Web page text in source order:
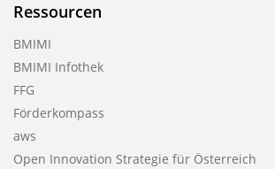
Ressourcen
BMIMI
BMIMI Infothek
FFG
Förderkompass
aws
Open Innovation Strategie für Österreich